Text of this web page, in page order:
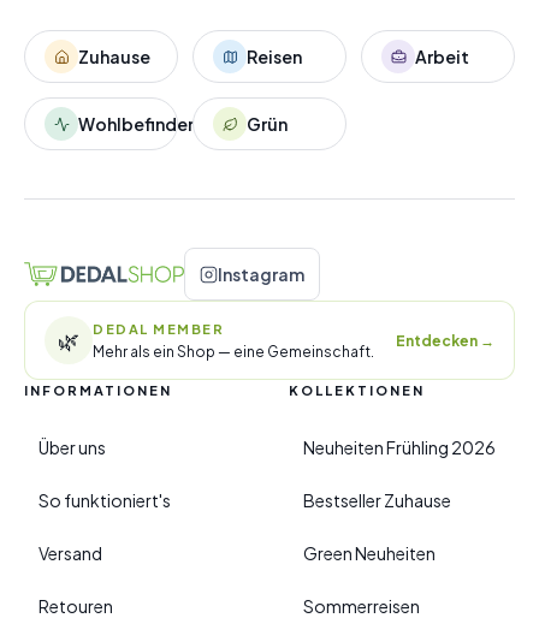
Zuhause Reisen Arbeit
Wohlbefinden Grün
Instagram
🌿 DEDAL MEMBER
Mehr als ein Shop — eine Gemeinschaft.
Entdecken →
INFORMATIONEN
Über uns
So funktioniert's
Versand
Retouren
KOLLEKTIONEN
Neuheiten Frühling 2026
Bestseller Zuhause
Green Neuheiten
Sommerreisen